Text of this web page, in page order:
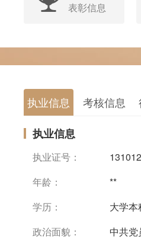
表彰信息
执业信息 考核信息
执业信息
执业证号：
年龄：
**
学历：
大学本
政治面貌：
中共党